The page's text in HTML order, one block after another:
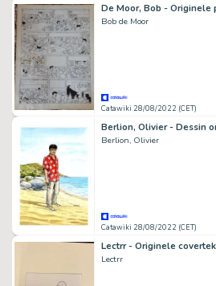
Bob de Moor
Catawiki 28/08/2022 (CET)
Berlion, Olivier
Catawiki 28/08/2022 (CET)
Lectrr